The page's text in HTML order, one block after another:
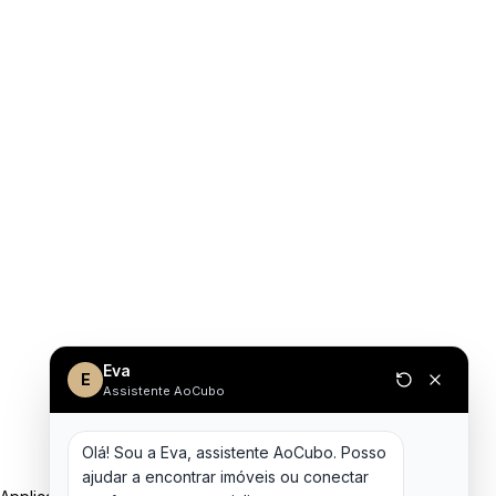
E Eva
Assistente AoCubo
Olá! Sou a Eva, assistente AoCubo. Posso
ajudar a encontrar imóveis ou conectar